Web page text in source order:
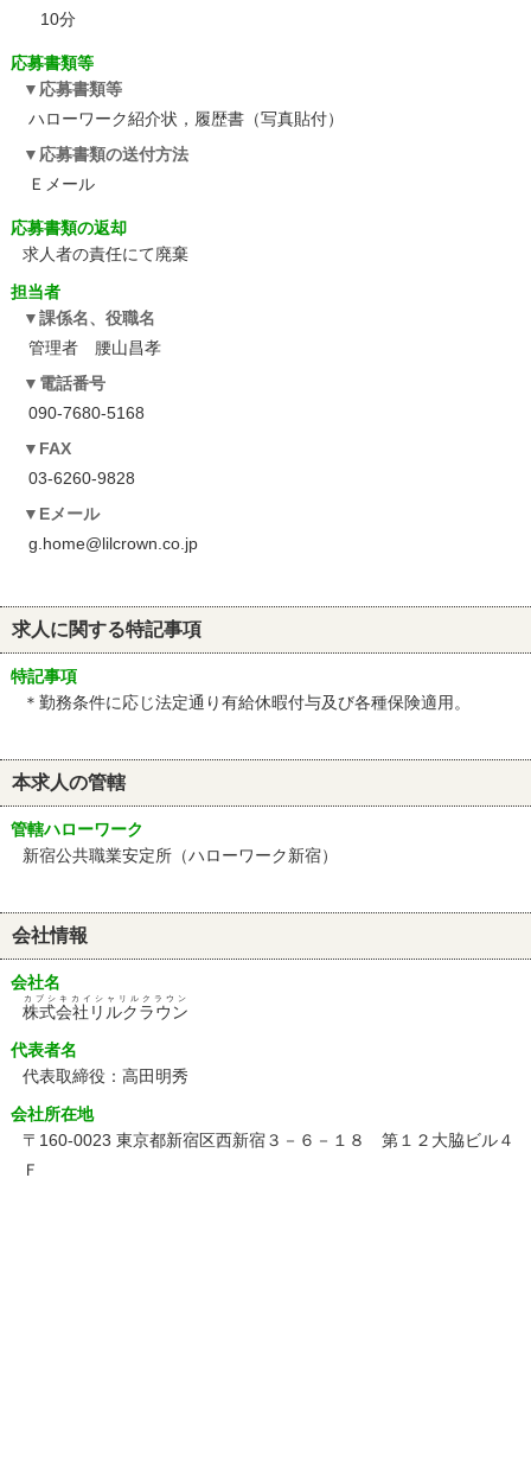
10分
応募書類等
応募書類等
ハローワーク紹介状，履歴書（写真貼付）
応募書類の送付方法
Ｅメール
応募書類の返却
求人者の責任にて廃棄
担当者
課係名、役職名
管理者 腰山昌孝
電話番号
090-7680-5168
FAX
03-6260-9828
Eメール
g.home@lilcrown.co.jp
求人に関する特記事項
特記事項
＊勤務条件に応じ法定通り有給休暇付与及び各種保険適用。
本求人の管轄
管轄ハローワーク
新宿公共職業安定所（ハローワーク新宿）
会社情報
会社名
株式会社リルクラウン
カブシキカイシャリルクラウン
代表者名
代表取締役：高田明秀
会社所在地
〒160-0023 東京都新宿区西新宿３－６－１８ 第１２大脇ビル４
Ｆ